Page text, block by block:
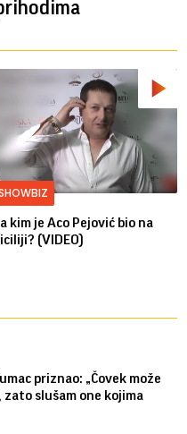
kim je Aco Pejović bio na
(VIDEO)
priznao: „Čovek može
zato slušam one kojima